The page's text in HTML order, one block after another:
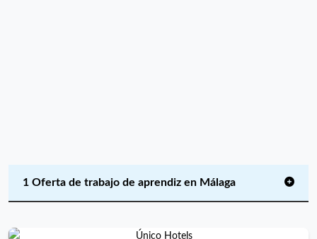
1 Oferta de trabajo de aprendiz en Málaga